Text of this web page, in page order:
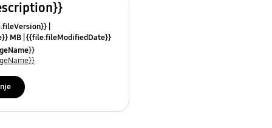
MB {{file.fileModifiedDate}}